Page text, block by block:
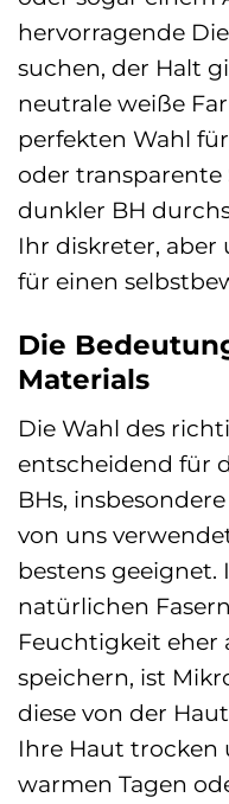
hervorragende
suchen, der Halt
neutrale weiße
perfekten Wahl
oder transparente
dunkler BH
Ihr diskreter,
für einen
Die
Materials
Die Wahl des
entscheidend für
BHs,
von uns
bestens geeignet.
natürlichen
Feuchtigkeit eher
speichern, ist
diese von der
Ihre Haut trocken
warmen Tagen